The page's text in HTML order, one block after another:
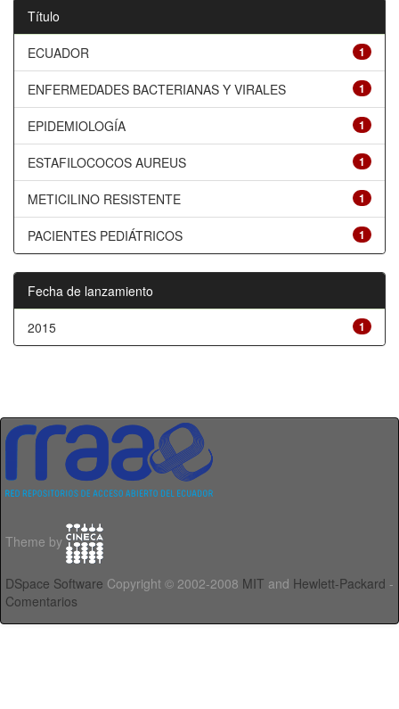
Título
1
ECUADOR
1
ENFERMEDADES BACTERIANAS Y VIRALES
1
EPIDEMIOLOGÍA
1
ESTAFILOCOCOS AUREUS
1
METICILINO RESISTENTE
1
PACIENTES PEDIÁTRICOS
Fecha de lanzamiento
1
2015
Theme by
DSpace Software Copyright © 2002-2008 MIT and Hewlett-Packard -
Comentarios